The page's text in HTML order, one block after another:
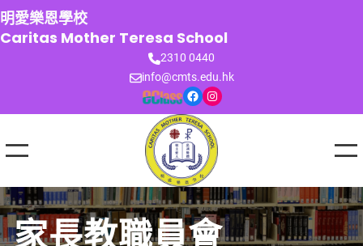
跳
至
主
明愛樂恩學校
Caritas Mother Teresa School
2310 0440
info@cmts.edu.hk
Facebook Instagram
家長教職員會